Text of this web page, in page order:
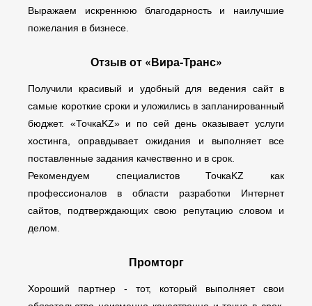
Выражаем искреннюю благодарность и наилучшие
пожелания в бизнесе.
Отзыв от «Вира-Транс»
Получили красивый и удобный для ведения сайт в
самые короткие сроки и уложились в запланированный
бюджет. «ТочкаKZ» и по сей день оказывает услуги
хостинга, оправдывает ожидания и выполняет все
поставленные задания качественно и в срок.
Рекомендуем специалистов ТочкаKZ как
профессионалов в области разработки Интернет
сайтов, подтверждающих свою репутацию словом и
делом.
Промторг
Хороший партнер - тот, который выполняет свои